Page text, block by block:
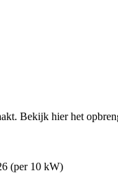
Bekijk hier het
(per 10 kW)